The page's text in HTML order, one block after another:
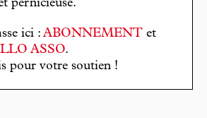
pernicieuse.
ici : ABONNEMENT et
ASSO.
pour votre soutien !